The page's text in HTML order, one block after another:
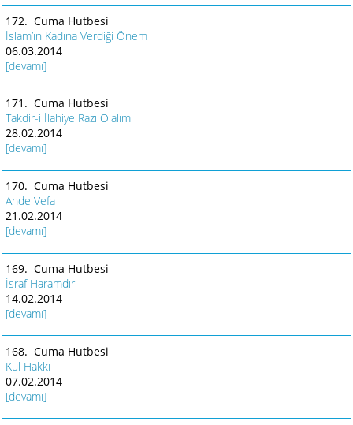
172. Cuma Hutbesi
İslam’ın Kadına Verdiği Önem
06.03.2014
[devamı]
171. Cuma Hutbesi
Takdir-i İlahiye Razı Olalım
28.02.2014
[devamı]
170. Cuma Hutbesi
Ahde Vefa
21.02.2014
[devamı]
169. Cuma Hutbesi
İsraf Haramdır
14.02.2014
[devamı]
168. Cuma Hutbesi
Kul Hakkı
07.02.2014
[devamı]